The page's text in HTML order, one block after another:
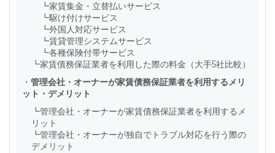
┗家賃集金・立替払いサービス
┗駆け付けサービス
┗外国人対応サービス
┗賃貸管理システムサービス
┗各種保険付帯サービス
┗家賃債務保証業者を利用した際の料金（大手5社比較）
・ 管理会社・オーナーが家賃債務保証業者を利用するメリ
ット・デメリット
┗管理会社・オーナーが家賃債務保証業者を利用するメ
リット
┗管理会社・オーナーが独自でトラブル対応を行う際の
デメリット